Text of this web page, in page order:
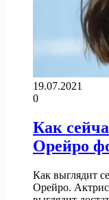
19.07.2021
0
Как
Орейро
Как выглядит
Орейро.